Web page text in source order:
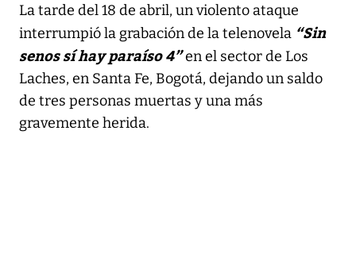
La tarde del 18 de abril, un violento ataque
interrumpió la grabación de la telenovela “Sin
senos sí hay paraíso 4”en el sector de Los
Laches, en Santa Fe, Bogotá, dejando un saldo
de tres personas muertas y una más
gravemente herida.